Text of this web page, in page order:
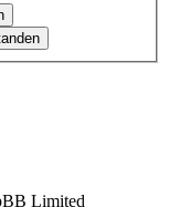
Limited